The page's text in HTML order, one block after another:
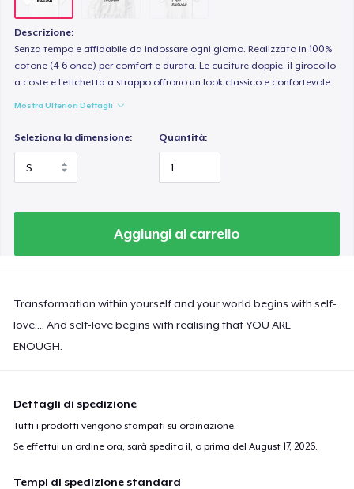
Descrizione:
Senza tempo e affidabile da indossare ogni giorno. Realizzato in 100%
cotone (4-6 once) per comfort e durata. Le cuciture doppie, il girocollo
a coste e l'etichetta a strappo offrono un look classico e confortevole.
Mostra Ulteriori Dettagli
Seleziona la dimensione: Quantità:
Aggiungi al carrello
Transformation within yourself and your world begins with self-
love.... And self-love begins with realising that YOU ARE
ENOUGH.
Dettagli di spedizione
Tutti i prodotti vengono stampati su ordinazione.
Se effettui un ordine ora, sarà spedito il, o prima delAugust 17, 2026.
Tempi di spedizione standard